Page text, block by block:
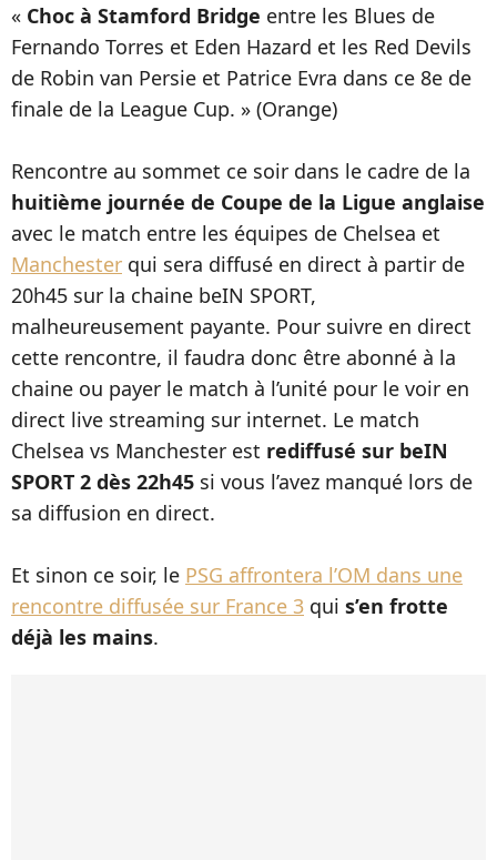
« Choc à Stamford Bridge entre les Blues de
Fernando Torres et Eden Hazard et les Red Devils
de Robin van Persie et Patrice Evra dans ce 8e de
finale de la League Cup. » (Orange)
Rencontre au sommet ce soir dans le cadre de la
huitième journée de Coupe de la Ligue anglaise
avec le match entre les équipes de Chelsea et
Manchester qui sera diffusé en direct à partir de
20h45 sur la chaine beIN SPORT,
malheureusement payante. Pour suivre en direct
cette rencontre, il faudra donc être abonné à la
chaine ou payer le match à l’unité pour le voir en
direct live streaming sur internet. Le match
Chelsea vs Manchester est rediffusé sur beIN
SPORT 2 dès 22h45 si vous l’avez manqué lors de
sa diffusion en direct.
Et sinon ce soir, le PSG affrontera l’OM dans une
rencontre diffusée sur France 3 qui s’en frotte
déjà les mains.